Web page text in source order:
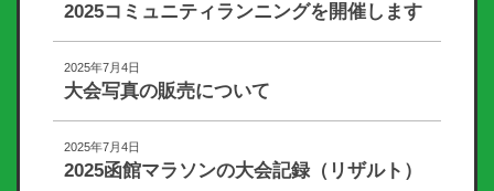
2025コミュニティランニングを開催します
2025年7月4日
大会写真の販売について
2025年7月4日
2025函館マラソンの大会記録（リザルト）